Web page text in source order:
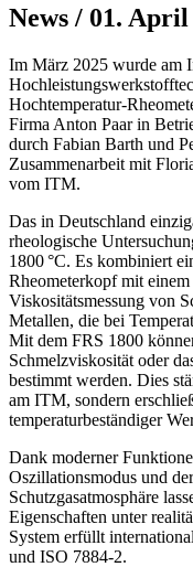
News / 01. April
Im März 2025 wurde am
Hochtemperatur-
Firma Anton Paar in
durch Fabian Barth und
Zusammenarbeit mit
vom ITM.
Das in Deutschland
rheologische
1800 °C. Es kombiniert
Rheometerkopf mit
Viskositätsmessung von
Metallen, die bei
Mit dem FRS 1800
Schmelzviskosität oder
bestimmt werden. Dies
am ITM, sondern
temperaturbeständiger
Dank moderner
Oszillationsmodus und
Schutzgasatmosphäre
Eigenschaften unter
System erfüllt
und ISO 7884-2.